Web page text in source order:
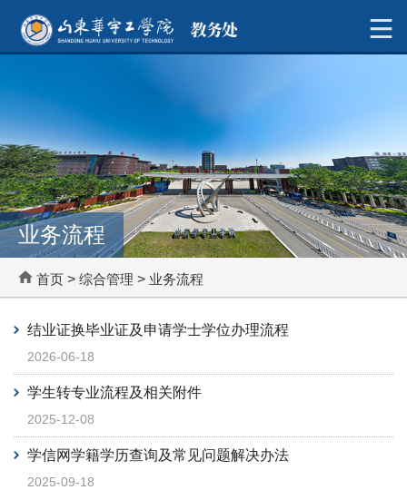
业务流程
首页 > 综合管理 > 业务流程
结业证换毕业证及申请学士学位办理流程
2026-06-18
学生转专业流程及相关附件
2025-12-08
学信网学籍学历查询及常见问题解决办法
2025-09-18